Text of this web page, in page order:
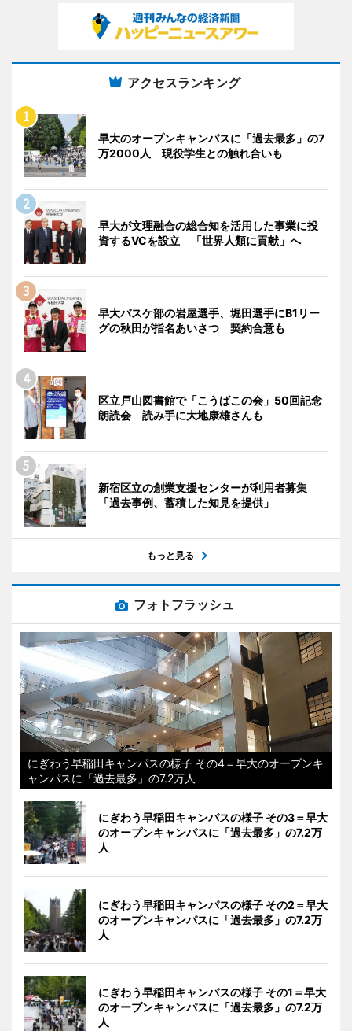
アクセスランキング
早大のオープンキャンパスに「過去最多」の7
万2000人 現役学生との触れ合いも
早大が文理融合の総合知を活用した事業に投
資するVCを設立 「世界人類に貢献」へ
早大バスケ部の岩屋選手、堀田選手にB1リー
グの秋田が指名あいさつ 契約合意も
区立戸山図書館で「こうばこの会」50回記念
朗読会 読み手に大地康雄さんも
新宿区立の創業支援センターが利用者募集
「過去事例、蓄積した知見を提供」
もっと見る
フォトフラッシュ
にぎわう早稲田キャンパスの様子 その4＝早大のオープンキ
ャンパスに「過去最多」の7.2万人
にぎわう早稲田キャンパスの様子 その3＝早大
のオープンキャンパスに「過去最多」の7.2万
人
にぎわう早稲田キャンパスの様子 その2＝早大
のオープンキャンパスに「過去最多」の7.2万
人
にぎわう早稲田キャンパスの様子 その1＝早大
のオープンキャンパスに「過去最多」の7.2万
人